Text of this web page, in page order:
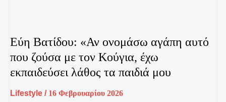
Εύη Βατίδου: «Αν ονομάσω αγάπη αυτό
που ζούσα με τον Κούγια, έχω
εκπαιδεύσει λάθος τα παιδιά μου
Lifestyle / 16 Φεβρουαρίου 2026